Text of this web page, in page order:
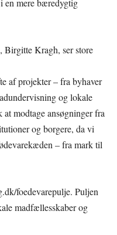
Birgitte Kragh, ser store
af projekter – fra byhaver
og lokale
modtage ansøgninger fra
og borgere, da vi
– fra mark til
foedevarepulje. Puljen
madfællesskaber og